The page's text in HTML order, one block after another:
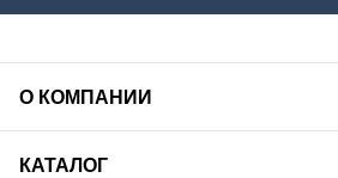
О КОМПАНИИ
Mustang
КАТАЛОГ